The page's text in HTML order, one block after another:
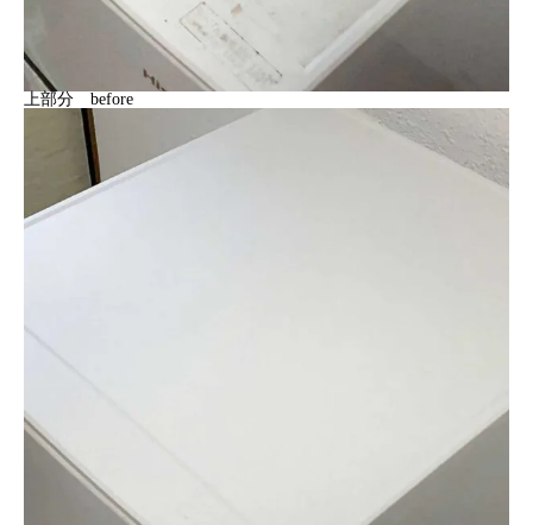
上部分 before